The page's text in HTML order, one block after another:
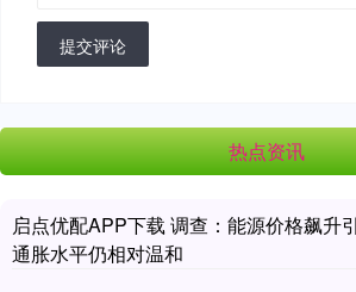
提交评论
热点资讯
启点优配APP下载 调查：能源价格飙升
通胀水平仍相对温和